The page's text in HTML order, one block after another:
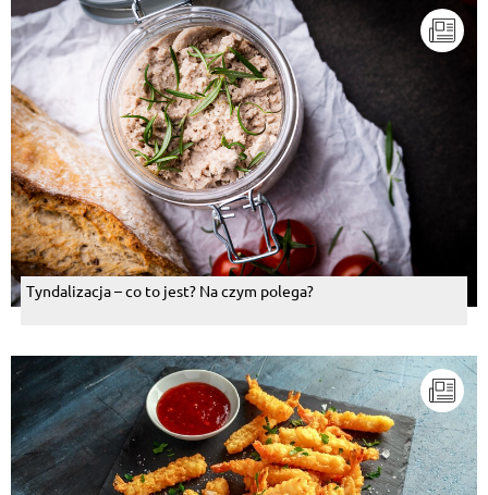
Tyndalizacja – co to jest? Na czym polega?